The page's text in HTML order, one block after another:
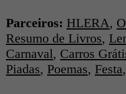
Parceiros: HLERA,
Resumo de Livros,
Carnaval, Carros
Piadas, Poemas, Festa,